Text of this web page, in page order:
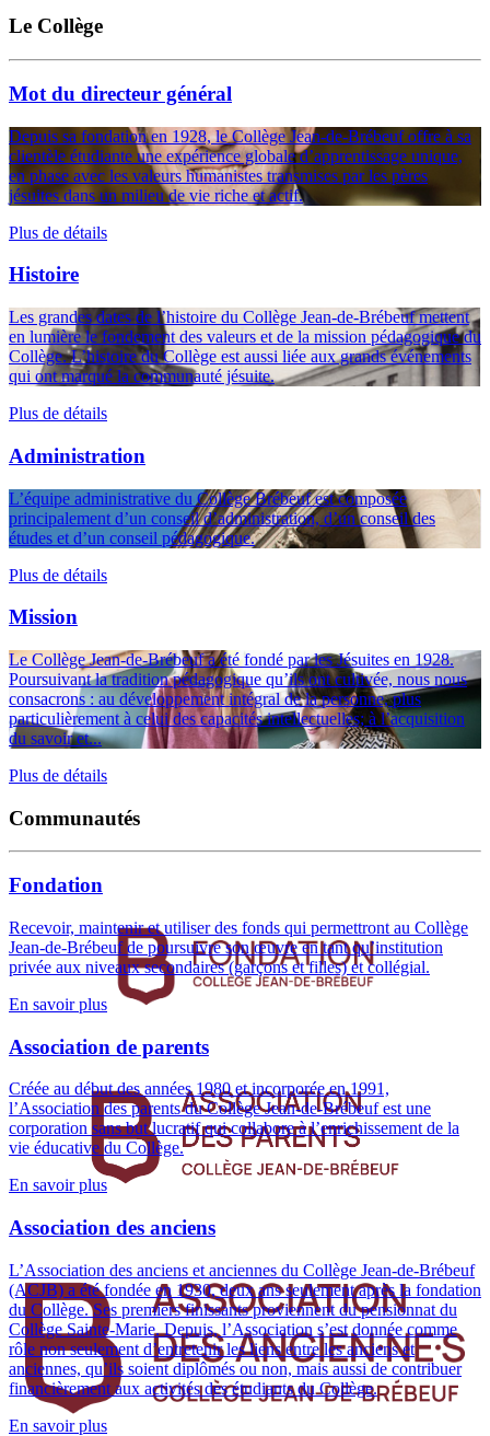
Le Collège
Mot du directeur général
Depuis sa fondation en 1928, le Collège Jean-de-Brébeuf offre à sa
clientèle étudiante une expérience globale d’apprentissage unique,
en phase avec les valeurs humanistes transmises par les pères
jésuites dans un milieu de vie riche et actif.
Plus de détails
Histoire
Les grandes dates de l’histoire du Collège Jean-de-Brébeuf mettent
en lumière le fondement des valeurs et de la mission pédagogique du
Collège. L’histoire du Collège est aussi liée aux grands événements
qui ont marqué la communauté jésuite.
Plus de détails
Administration
L’équipe administrative du Collège Brébeuf est composée
principalement d’un conseil d’administration, d’un conseil des
études et d’un conseil pédagogique.
Plus de détails
Mission
Le Collège Jean-de-Brébeuf a été fondé par les Jésuites en 1928.
Poursuivant la tradition pédagogique qu’ils ont cultivée, nous nous
consacrons : au développement intégral de la personne, plus
particulièrement à celui des capacités intellectuelles; à l’acquisition
du savoir et...
Plus de détails
Communautés
Fondation
Recevoir, maintenir et utiliser des fonds qui permettront au Collège
Jean-de-Brébeuf de poursuivre son œuvre en tant qu’institution
privée aux niveaux secondaires (garçons et filles) et collégial.
En savoir plus
Association de parents
Créée au début des années 1980 et incorporée en 1991,
l’Association des parents du Collège Jean-de-Brébeuf est une
corporation sans but lucratif qui collabore à l’enrichissement de la
vie éducative du Collège.
En savoir plus
Association des anciens
L’Association des anciens et anciennes du Collège Jean-de-Brébeuf
(ACJB) a été fondée en 1930, deux ans seulement après la fondation
du Collège. Ses premiers finissants proviennent du pensionnat du
Collège Sainte-Marie. Depuis, l’Association s’est donnée comme
rôle non seulement d’entretenir les liens entre les anciens et
anciennes, qu’ils soient diplômés ou non, mais aussi de contribuer
financièrement aux activités des étudiants du Collège.
En savoir plus